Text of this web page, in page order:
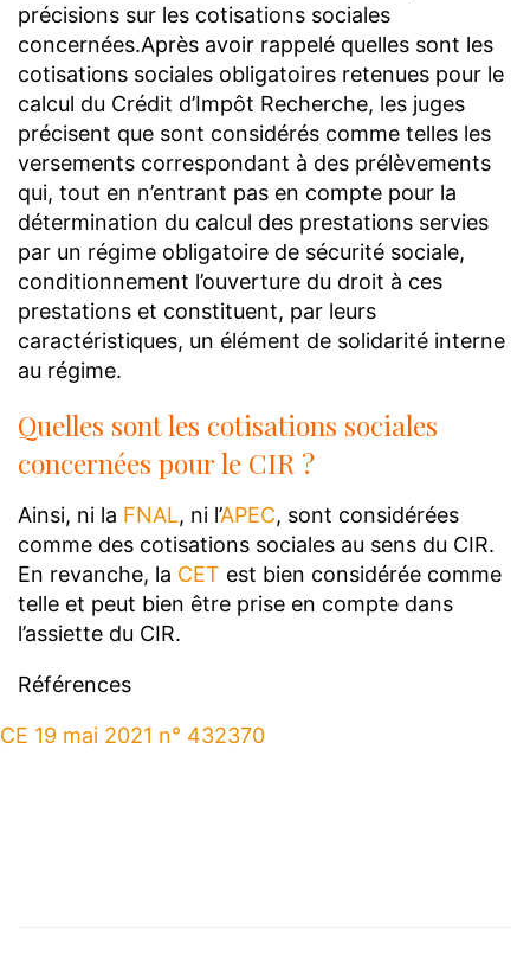
précisions sur les cotisations sociales
concernées.Après avoir rappelé quelles sont les
cotisations sociales obligatoires retenues pour le
calcul du Crédit d’Impôt Recherche, les juges
précisent que sont considérés comme telles les
versements correspondant à des prélèvements
qui, tout en n’entrant pas en compte pour la
détermination du calcul des prestations servies
par un régime obligatoire de sécurité sociale,
conditionnement l’ouverture du droit à ces
prestations et constituent, par leurs
caractéristiques, un élément de solidarité interne
au régime.
Quelles sont les cotisations sociales
concernées pour le CIR ?
Ainsi, ni la FNAL, ni l’APEC, sont considérées
comme des cotisations sociales au sens du CIR.
En revanche, la CET est bien considérée comme
telle et peut bien être prise en compte dans
l’assiette du CIR.
Références
CE 19 mai 2021 n° 432370